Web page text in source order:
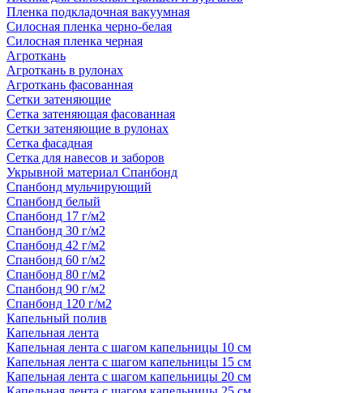
Пленка подкладочная вакуумная
Силосная пленка черно-белая
Силосная пленка черная
Агроткань
Агроткань в рулонах
Агроткань фасованная
Сетки затеняющие
Сетка затеняющая фасованная
Сетки затеняющие в рулонах
Сетка фасадная
Сетка для навесов и заборов
Укрывной материал Спанбонд
Спанбонд мульчирующий
Спанбонд белый
Спанбонд 17 г/м2
Спанбонд 30 г/м2
Спанбонд 42 г/м2
Спанбонд 60 г/м2
Спанбонд 80 г/м2
Спанбонд 90 г/м2
Спанбонд 120 г/м2
Капельный полив
Капельная лента
Капельная лента с шагом капельницы 10 см
Капельная лента с шагом капельницы 15 см
Капельная лента с шагом капельницы 20 см